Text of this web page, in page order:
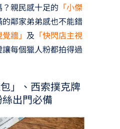
親民感十足的 「小傑
的鄰家弟弟感也不能錯
牆」 及 「快閃店主視
每個獵人粉都拍得過
」、西索撲克牌
絲出門必備